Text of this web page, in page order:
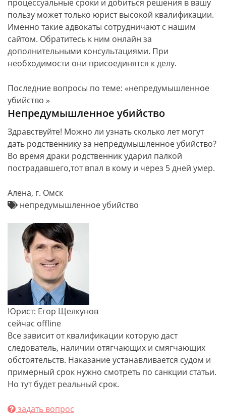
процессуальные сроки и добиться решения в вашу
пользу может только юрист высокой квалификации.
Именно такие адвокаты сотрудничают с нашим
сайтом. Обратитесь к ним онлайн за
дополнительными консультациями. При
необходимости они присоединятся к делу.
Последние вопросы по теме: «непредумышленное
убийство »
Непредумышленное убийство
Здравствуйте! Можно ли узнать сколько лет могут
дать родственнику за непредумышленное убийство?
Во время драки родственник ударил палкой
пострадавшего,тот впал в кому и через 5 дней умер.
Алена, г. Омск
непредумышленное убийство
Юрист: Егор Щелкунов
сейчас offline
Все зависит от квалификации которую даст
следователь, наличии отягчающих и смягчающих
обстоятельств. Наказание устанавливается судом и
примерный срок нужно смотреть по санкции статьи.
Но тут будет реальный срок.
задать вопрос